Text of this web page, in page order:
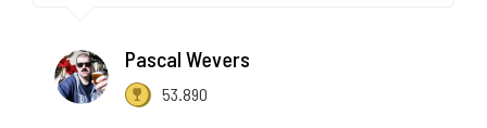
Pascal Wevers
53.890